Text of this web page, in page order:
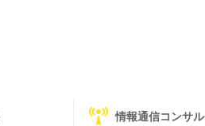
情報通信コンサル